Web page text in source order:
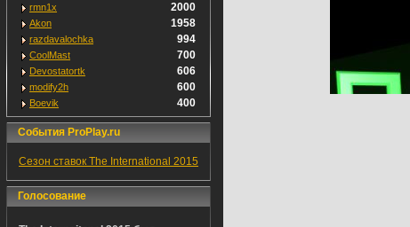
rmn1x 2000
Akon 1958
razdavalochka 994
CoolMast 700
Devostatortk 606
modify2h 600
Boevik 400
События ProPlay.ru
Сезон ставок The International 2015
Голосование